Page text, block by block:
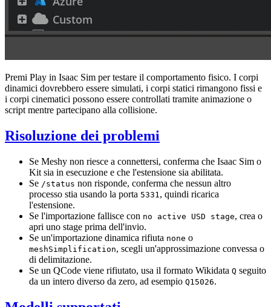
Premi Play in Isaac Sim per testare il comportamento fisico. I corpi
dinamici dovrebbero essere simulati, i corpi statici rimangono fissi e
i corpi cinematici possono essere controllati tramite animazione o
script mentre partecipano alla collisione.
Risoluzione dei problemi
Se Meshy non riesce a connettersi, conferma che Isaac Sim o
Kit sia in esecuzione e che l'estensione sia abilitata.
Se /status non risponde, conferma che nessun altro
processo stia usando la porta 5331 , quindi ricarica
l'estensione.
Se l'importazione fallisce con no active USD stage, crea o
apri uno stage prima dell'invio.
Se un'importazione dinamica rifiuta none o
meshSimplification, scegli un'approssimazione convessa o
di delimitazione.
Se un QCode viene rifiutato, usa il formato Wikidata Q seguito
da un intero diverso da zero, ad esempio Q15026.